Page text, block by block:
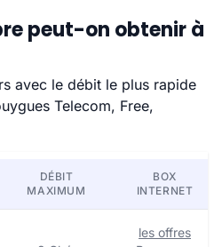
peut-on obtenir à
avec le débit le plus rapide
Telecom, Free,
DÉBIT
MAXIMUM
BOX
INTERNET
les offres